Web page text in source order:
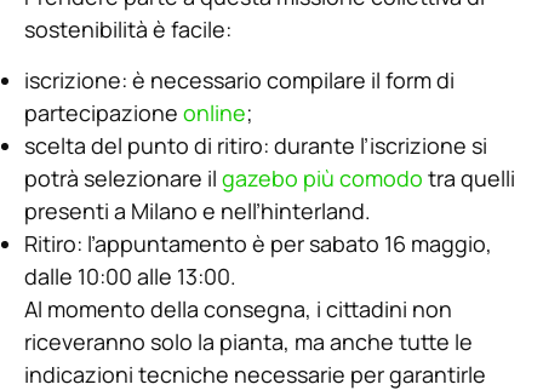
sostenibilità è facile:
iscrizione: è necessario compilare il form di
partecipazione online;
scelta del punto di ritiro: durante l’iscrizione si
potrà selezionare il gazebo più comodo tra quelli
presenti a Milano e nell’hinterland.
Ritiro: l’appuntamento è per sabato 16 maggio,
dalle 10:00 alle 13:00.
Al momento della consegna, i cittadini non
riceveranno solo la pianta, ma anche tutte le
indicazioni tecniche necessarie per garantirle